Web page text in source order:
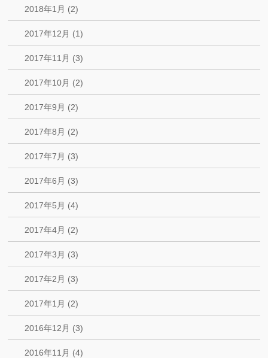
2018年1月 (2)
2017年12月 (1)
2017年11月 (3)
2017年10月 (2)
2017年9月 (2)
2017年8月 (2)
2017年7月 (3)
2017年6月 (3)
2017年5月 (4)
2017年4月 (2)
2017年3月 (3)
2017年2月 (3)
2017年1月 (2)
2016年12月 (3)
2016年11月 (4)